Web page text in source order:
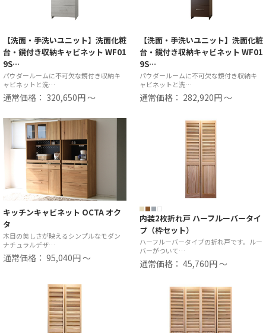
【洗面・手洗いユニット】洗面化粧
台・鏡付き収納キャビネット WF01
9S…
パウダールームに不可欠な鏡付き収納キ
ャビネットと洗…
通常価格： 320,650円 ～
【洗面・手洗いユニット】洗面化粧
台・鏡付き収納キャビネット WF01
9S…
パウダールームに不可欠な鏡付き収納キ
ャビネットと洗…
通常価格： 282,920円 ～
キッチンキャビネット OCTA オク
タ
木目の美しさが映えるシンプルなモダン
ナチュラルデザ…
通常価格： 95,040円 ～
内装2枚折れ戸 ハーフルーバータイ
プ（枠セット）
ハーフルーバータイプの折れ戸です。ルー
バーがついて…
通常価格： 45,760円 ～